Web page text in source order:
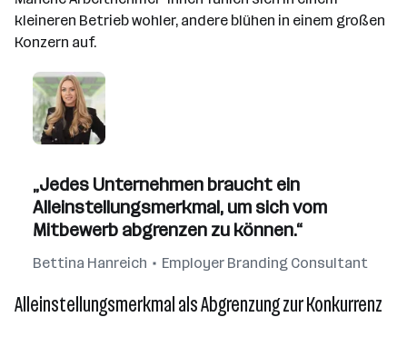
kleineren Betrieb wohler, andere blühen in einem großen
Konzern auf.
„Jedes Unternehmen braucht ein
Alleinstellungsmerkmal, um sich vom
Mitbewerb abgrenzen zu können.“
Bettina Hanreich Employer Branding Consultant
Alleinstellungsmerkmal als Abgrenzung zur Konkurrenz